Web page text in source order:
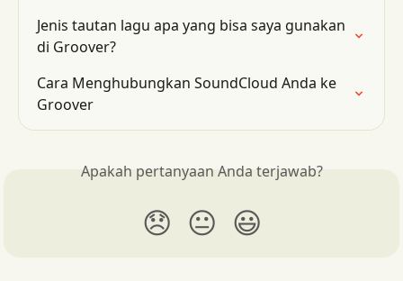
Jenis tautan lagu apa yang bisa saya gunakan
di Groover?
Cara Menghubungkan SoundCloud Anda ke
Groover
Apakah pertanyaan Anda terjawab?
😞 😐 😃